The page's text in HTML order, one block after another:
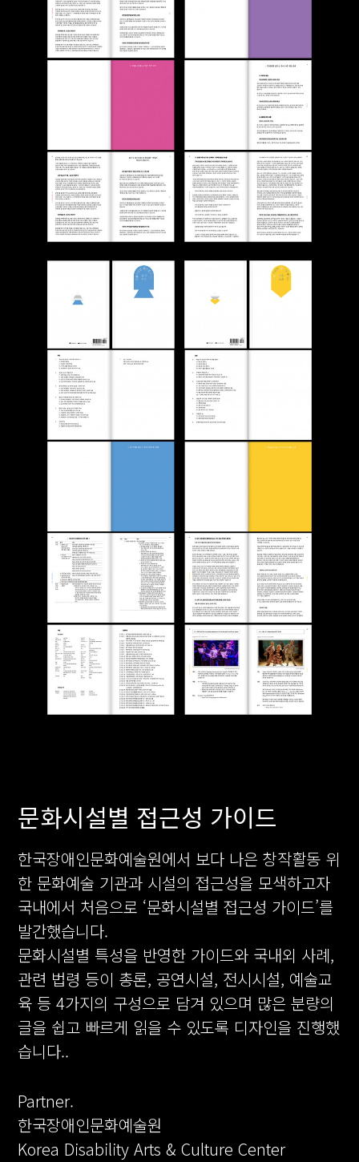
문화시설별 접근성 가이드
한국장애인문화예술원에서 보다 나은 창작활동 위
한 문화예술 기관과 시설의 접근성을 모색하고자
국내에서 처음으로 ‘문화시설별 접근성 가이드’를
발간했습니다.
문화시설별 특성을 반영한 가이드와 국내외 사례,
관련 법령 등이 총론, 공연시설, 전시시설, 예술교
육 등 4가지의 구성으로 담겨 있으며 많은 분량의
글을 쉽고 빠르게 읽을 수 있도록 디자인을 진행했
습니다..
Partner.
한국장애인문화예술원
Korea Disability Arts & Culture Center